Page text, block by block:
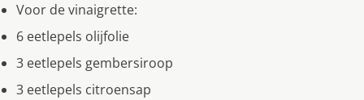
Voor de vinaigrette:
6 eetlepels olijfolie
3 eetlepels gembersiroop
3 eetlepels citroensap